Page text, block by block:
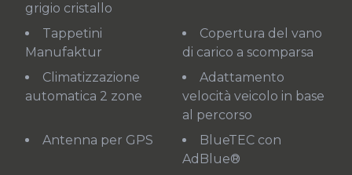
grigio cristallo
Tappetini
Manufaktur
Copertura del vano
di carico a scomparsa
Climatizzazione
automatica 2 zone
Adattamento
velocità veicolo in base
al percorso
Antenna per GPS
BlueTEC con
AdBlue®